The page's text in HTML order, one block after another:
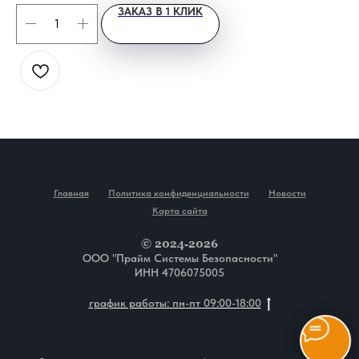
ЗАКАЗ В 1 КЛИК
Главная Политика конфиденциальности
Новости
Карта сайта
© 2024-2026
ООО "Прайм Системы Безопасности"
ИНН 4706075005
график работы: пн-пт 09:00-18:00